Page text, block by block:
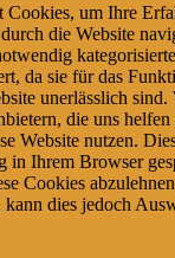
Cookies, um Ihre
die Website
da sie für das
unerlässlich sind.
die uns helfen
Website nutzen.
in Ihrem Browser
Cookies
kann dies jedoch